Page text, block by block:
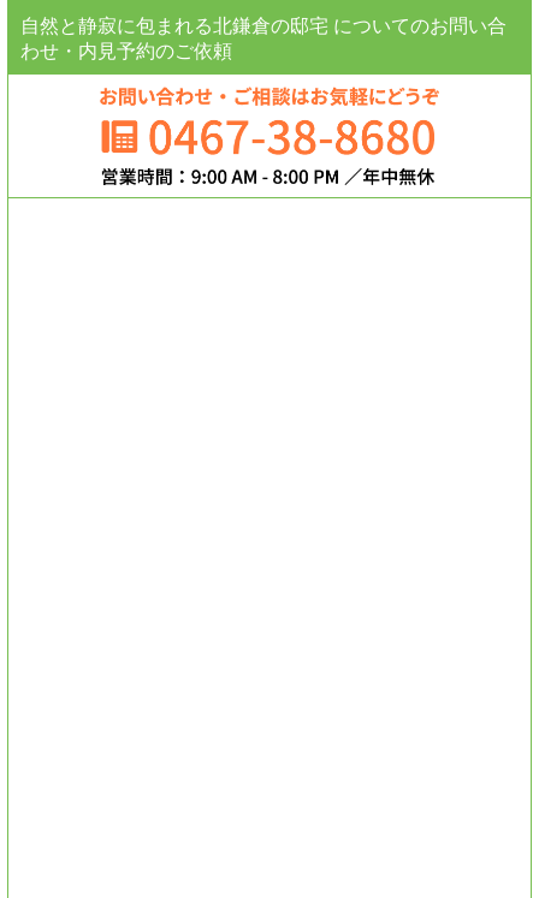
自然と静寂に包まれる北鎌倉の邸宅 についてのお問い合
わせ・内見予約のご依頼